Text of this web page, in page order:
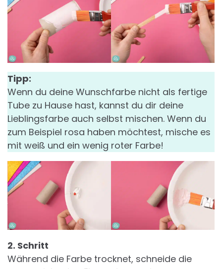
Tipp:
Wenn du deine Wunschfarbe nicht als fertige
Tube zu Hause hast, kannst du dir deine
Lieblingsfarbe auch selbst mischen. Wenn du
zum Beispiel rosa haben möchtest, mische es
mit weiß und ein wenig roter Farbe!
2. Schritt
Während die Farbe trocknet, schneide die